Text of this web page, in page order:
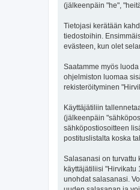
(jälkeenpäin "he",
Tietojasi kerätään
tiedostoihin.
evästeen, kun olet
Saatamme myös
ohjelmiston luomaa
rekisteröityminen
Käyttäjätiliin
(jälkeenpäin
sähköpostiosoitteen
postituslistalta koska
Salasanasi on turvattu
käyttäjätiliisi "Hirvikatu
unohdat salasanasi.